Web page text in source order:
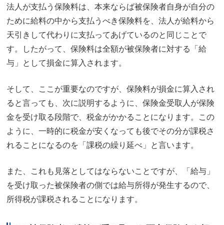
法人が支払う保険料は、本来ならば被保険者自身が自分の
ために給料の中から支払うべき保険料を、法人が給料から
天引きして代わりに支払ってあげているのと同じことで
す。したがって、保険料は全額が被保険者に対する「給
与」として損金に算入されます。
そして、ここが重要なのですが、保険料が損金に算入され
ると言っても、次に説明するように、保険金受取人が保険
金を受け取る段階で、税金がかかることになります。この
ように、一時的に税金が安くなっても後でその分が課税さ
れることになるのを「課税の繰り延べ」と言います。
また、これも見落としてはならないことですが、「給与」
を受け取った被保険者の側では給与所得が発生するので、
所得税が課税されることになります。